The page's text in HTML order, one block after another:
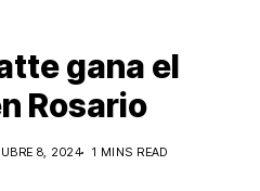
gana el
Rosario
8, 2024
1 MINS READ